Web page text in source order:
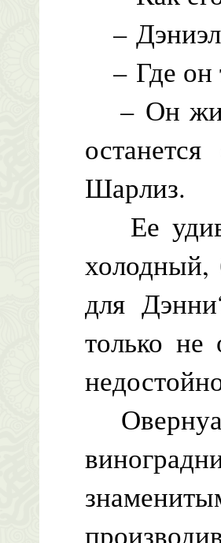
–
– Где он
– Он
Шарлиз.
Ее
холодный,
для
только не
Овернуа